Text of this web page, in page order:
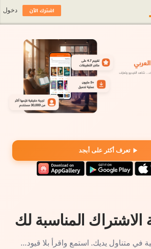
تعرف أكثر على أبجد
المناسبة لك
في متناول يديك. استمع واقرأ بلا قيود…
اشترك الآن دخول